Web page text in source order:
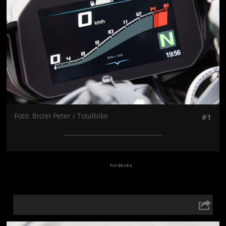
Fotó: Bistei Peter / Totalbike #1